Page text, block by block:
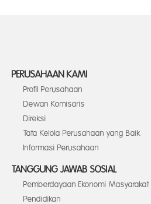
PERUSAHAAN KAMI
Profil Perusahaan
Dewan Komisaris
Direksi
Tata Kelola Perusahaan yang Baik
Informasi Perusahaan
TANGGUNG JAWAB SOSIAL
Pemberdayaan Ekonomi Masyarakat
Pendidikan